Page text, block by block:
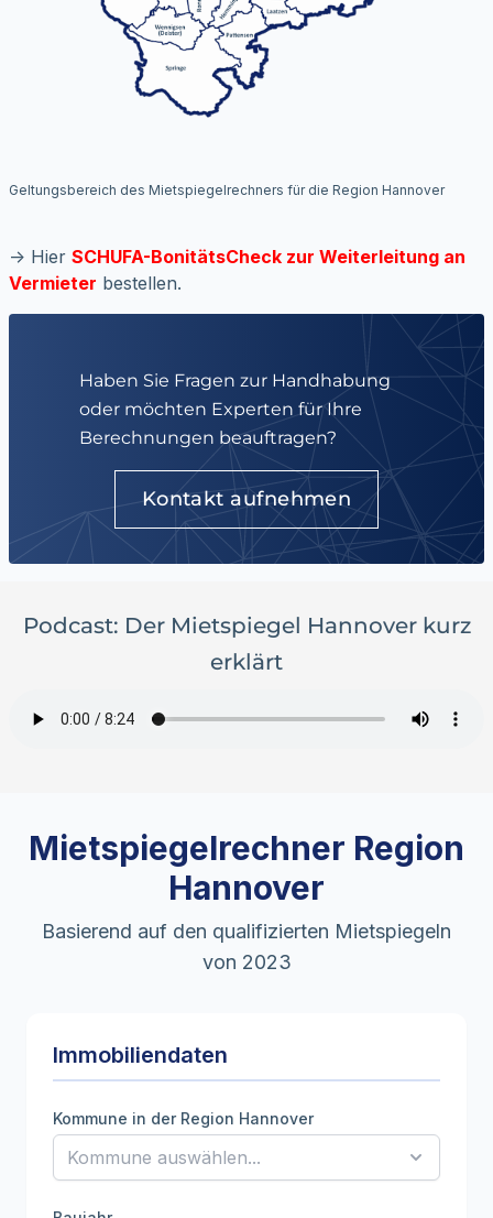
Geltungsbereich des Mietspiegelrechners für die Region Hannover
-> Hier SCHUFA-BonitätsCheck zur Weiterleitung an
Vermieter bestellen.
Haben Sie Fragen zur Handhabung
oder möchten Experten für Ihre
Berechnungen beauftragen?
Kontakt aufnehmen
Podcast: Der Mietspiegel Hannover kurz
erklärt
Mietspiegelrechner Region
Hannover
Basierend auf den qualifizierten Mietspiegeln
von 2023
Immobiliendaten
Kommune in der Region Hannover